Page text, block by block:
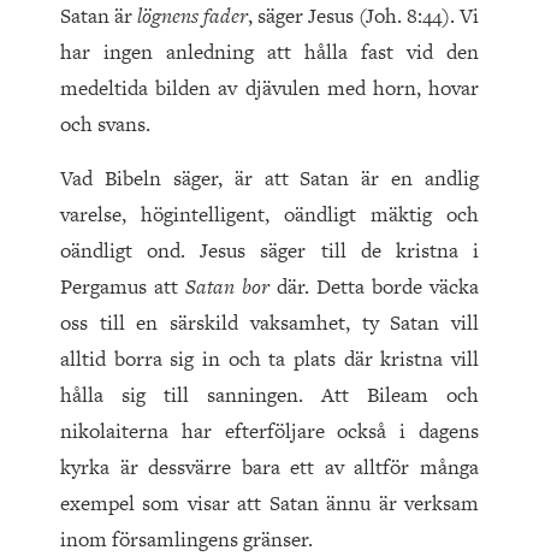
Satan ärlögnens fader, säger Jesus (Joh. 8:44). Vi
har ingen anledning att hålla fast vid den
medeltida bilden av djävulen med horn, hovar
och svans.
Vad Bibeln säger, är att Satan är en andlig
varelse, högintelligent, oändligt mäktig och
oändligt ond. Jesus säger till de kristna i
Pergamus att Satan bor där. Detta borde väcka
oss till en särskild vaksamhet, ty Satan vill
alltid borra sig in och ta plats där kristna vill
hålla sig till sanningen. Att Bileam och
nikolaiterna har efterföljare också i dagens
kyrka är dessvärre bara ett av alltför många
exempel som visar att Satan ännu är verksam
inom församlingens gränser.